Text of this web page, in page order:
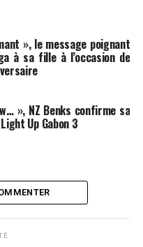
», le message poignant
à sa fille à l’occasion de
», NZ Benks confirme sa
Up Gabon 3